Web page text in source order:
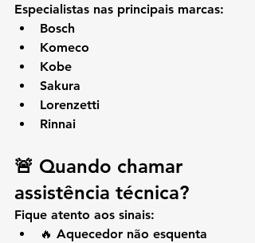
Especialistas nas principais marcas:
Bosch
Komeco
Kobe
Sakura
Lorenzetti
Rinnai
🚨 Quando chamar
assistência técnica?
Fique atento aos sinais:
🔥 Aquecedor não esquenta